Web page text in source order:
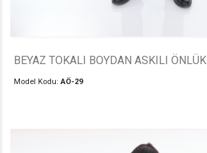
BEYAZ TOKALI BOYDAN ASKILI ÖNLÜK
Model Kodu: AÖ-29